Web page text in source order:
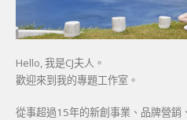
Hello, 我是CJ夫人。
歡迎來到我的專題工作室。
從事超過15年的新創事業、品牌營銷